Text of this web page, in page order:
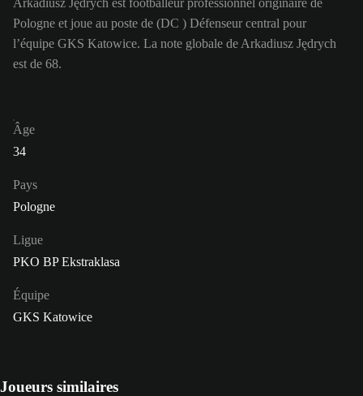
Arkadiusz Jędrych est footballeur professionnel originaire de
Pologne et joue au poste de (DC ) Défenseur central pour
l’équipe GKS Katowice. La note globale de Arkadiusz Jędrych
est de 68.
Âge
34
Pays
Pologne
Ligue
PKO BP Ekstraklasa
Équipe
GKS Katowice
Joueurs similaires